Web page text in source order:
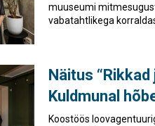
muuseumi
vabatahtlikega
Näitus
Kuldmunal
Koostöös